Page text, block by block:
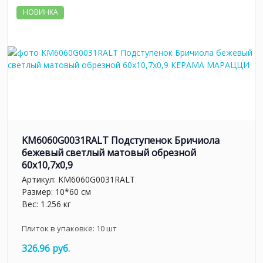
НОВИНКА
KM6060G0031RALT Подступенок Бричиола
бежевый светлый матовый обрезной
60x10,7x0,9
Артикул: KM6060G0031RALT
Размер: 10*60 см
Вес: 1.256 кг
Плиток в упаковке: 10шт
326.96 руб.